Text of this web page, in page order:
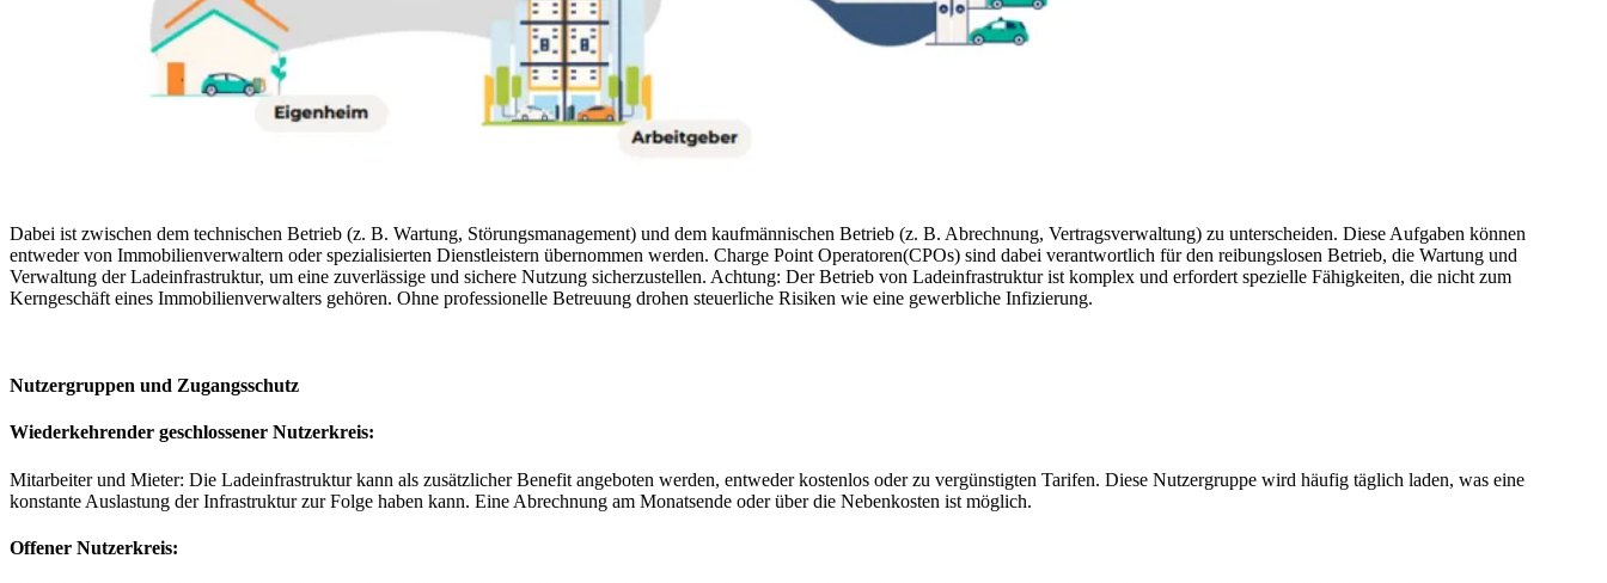
Dabei ist zwischen dem technischen Betrieb (z. B. Wartung, Störungsmanagement) und dem kaufmännischen Betrieb (z. B. Abrechnung, Vertragsverwaltung) zu unterscheiden. Diese Aufgaben können
entweder von Immobilienverwaltern oder spezialisierten Dienstleistern übernommen werden. Charge Point Operatoren(CPOs) sind dabei verantwortlich für den reibungslosen Betrieb, die Wartung und
Verwaltung der Ladeinfrastruktur, um eine zuverlässige und sichere Nutzung sicherzustellen. Achtung: Der Betrieb von Ladeinfrastruktur ist komplex und erfordert spezielle Fähigkeiten, die nicht zum
Kerngeschäft eines Immobilienverwalters gehören. Ohne professionelle Betreuung drohen steuerliche Risiken wie eine gewerbliche Infizierung.
Nutzergruppen und Zugangsschutz
Wiederkehrender geschlossener Nutzerkreis:
Mitarbeiter und Mieter: Die Ladeinfrastruktur kann als zusätzlicher Benefit angeboten werden, entweder kostenlos oder zu vergünstigten Tarifen. Diese Nutzergruppe wird häufig täglich laden, was eine
konstante Auslastung der Infrastruktur zur Folge haben kann. Eine Abrechnung am Monatsende oder über die Nebenkosten ist möglich.
Offener Nutzerkreis: